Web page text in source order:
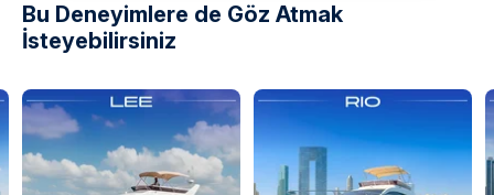
Bu Deneyimlere de Göz Atmak
İsteyebilirsiniz